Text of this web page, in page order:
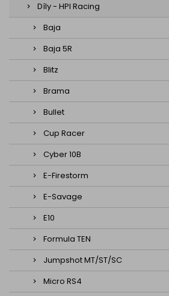
Díly - HPI Racing
Baja
Baja 5R
Blitz
Brama
Bullet
Cup Racer
Cyber 10B
E-Firestorm
E-Savage
E10
Formula TEN
Jumpshot MT/ST/SC
Micro RS4